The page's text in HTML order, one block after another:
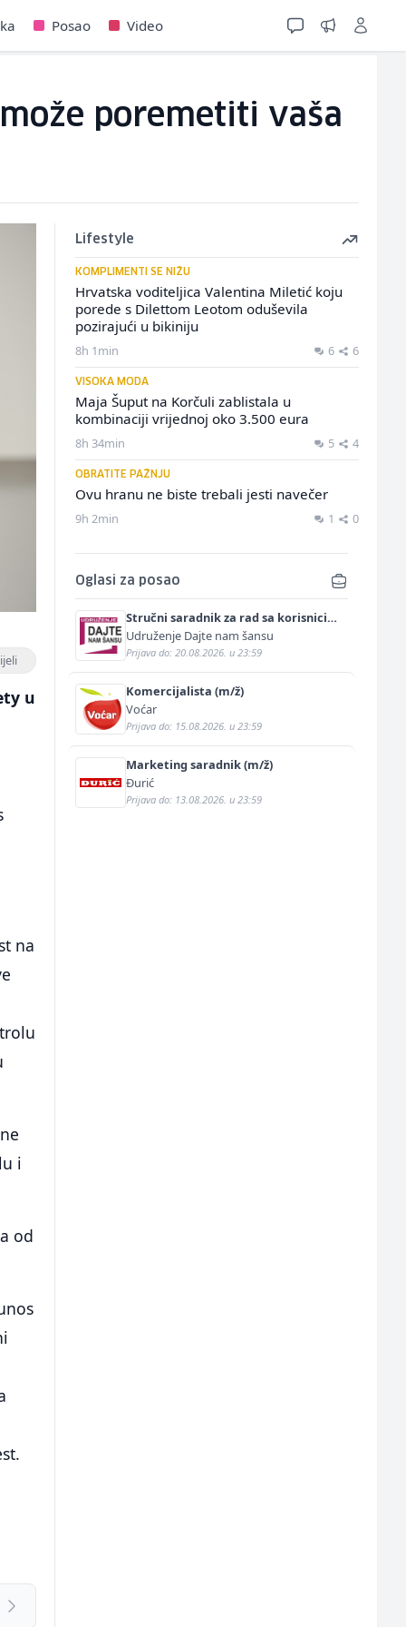
Posao Video
poremetiti vaša
u
na
i
od
Lifestyle
KOMPLIMENTI SE NIŽU
Hrvatska voditeljica Valentina Miletić koju
porede s Dilettom Leotom oduševila
pozirajući u bikiniju
8h 1min 6 6
VISOKA MODA
Maja Šuput na Korčuli zablistala u
kombinaciji vrijednoj oko 3.500 eura
8h 34min 5 4
OBRATITE PAŽNJU
Ovu hranu ne biste trebali jesti navečer
9h 2min 1 0
Oglasi za posao
Stručni saradnik za rad sa korisnicima
(m/ž)
Udruženje Dajte nam šansu
Prijava do: 20.08.2026. u 23:59
Komercijalista (m/ž)
Voćar
Prijava do: 15.08.2026. u 23:59
Marketing saradnik (m/ž)
Đurić
Prijava do: 13.08.2026. u 23:59